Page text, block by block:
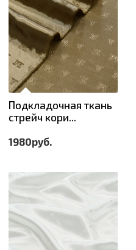
Подкладочная ткань
стрейч кори...
1980руб.